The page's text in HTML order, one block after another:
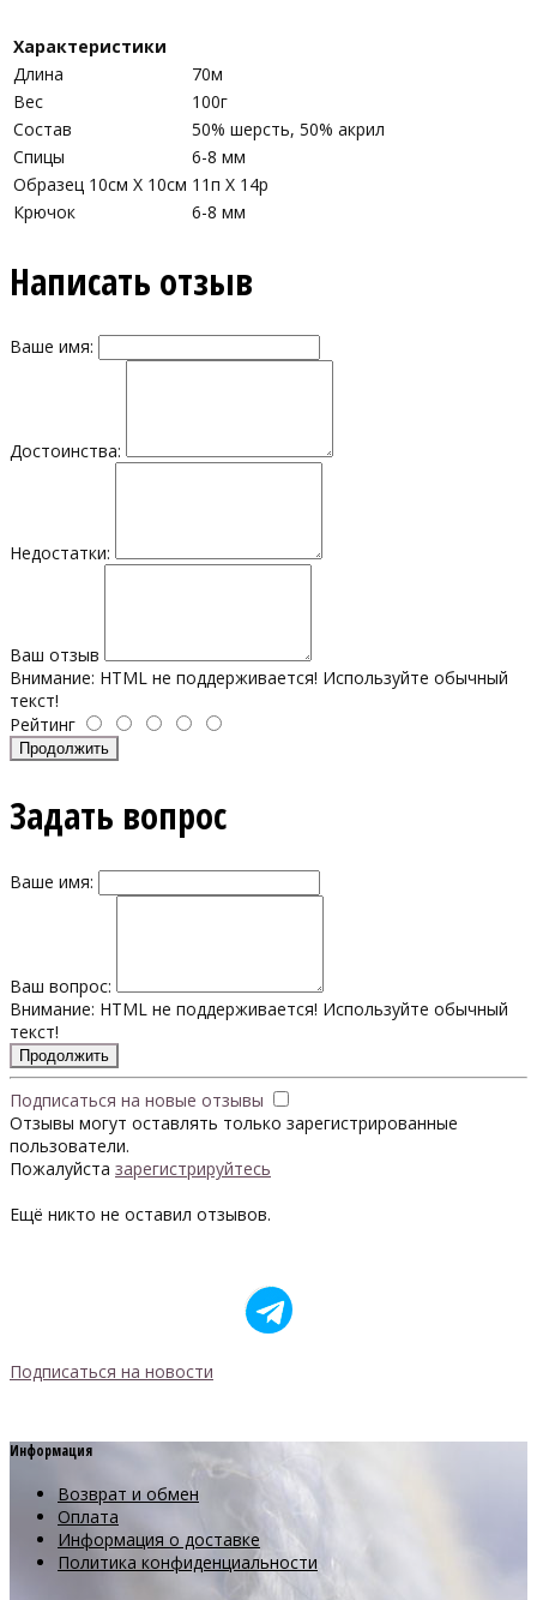
Характеристики
Длина
70м
Вес
100г
Состав
50% шерсть, 50% акрил
Спицы
6-8 мм
Образец 10см Х 10см 11п Х 14р
Крючок
6-8 мм
Написать отзыв
Ваше имя:
Достоинства:
Недостатки:
Ваш отзыв
Внимание: HTML не поддерживается! Используйте обычный
текст!
Рейтинг
Продолжить
Задать вопрос
Ваше имя:
Ваш вопрос:
Внимание: HTML не поддерживается! Используйте обычный
текст!
Продолжить
Подписаться на новые отзывы
Отзывы могут оставлять только зарегистрированные
пользователи.
Пожалуйста зарегистрируйтесь
Ещё никто не оставил отзывов.
Подписаться на новости
Информация
Возврат и обмен
Оплата
Информация о доставке
Политика конфиденциальности